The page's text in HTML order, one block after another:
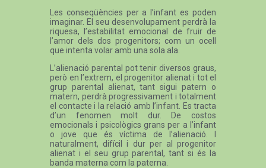
Les conseqüències per a l’infant es poden
imaginar. El seu desenvolupament perdrà la
riquesa, l’estabilitat emocional de fruir de
l’amor dels dos progenitors; com un ocell
que intenta volar amb una sola ala.
L’alienació parental pot tenir diversos graus,
però en l’extrem, el progenitor alienat i tot el
grup parental alienat, tant sigui patern o
matern, perdrà progressivament i totalment
el contacte i la relació amb l’infant. Es tracta
d’un fenomen molt dur. De costos
emocionals i psicològics grans per a l’infant
o jove que és víctima de l’alienació. I
naturalment, difícil i dur per al progenitor
alienat i el seu grup parental, tant si és la
banda materna com la paterna.